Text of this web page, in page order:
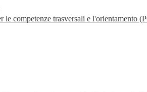
le competenze trasversali e